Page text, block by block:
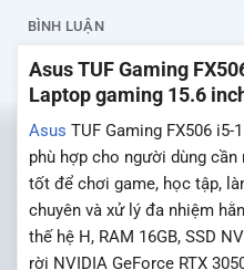
BÌNH LUẬN
Asus TUF Gaming
Laptop gaming 15.6
Asus TUF Gaming FX506
phù hợp cho người dùng
tốt để chơi game, học tập,
chuyên và xử lý đa nhiệm
thế hệ H, RAM 16GB, SSD
rời NVIDIA GeForce RTX